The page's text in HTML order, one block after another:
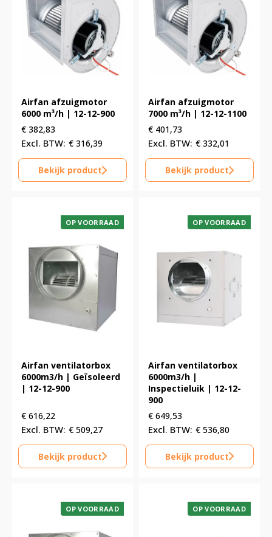
Airfan afzuigmotor
6000 m³/h | 12-12-900
€ 382,83
€ 316,39
Bekijk product
Airfan afzuigmotor
7000 m³/h | 12-12-1100
€ 401,73
€ 332,01
Bekijk product
OP VOORRAAD
Airfan ventilatorbox
6000m3/h | Geïsoleerd
| 12-12-900
€ 616,22
€ 509,27
Bekijk product
OP VOORRAAD
Airfan ventilatorbox
6000m3/h |
Inspectieluik | 12-12-
900
€ 649,53
€ 536,80
Bekijk product
OP VOORRAAD OP VOORRAAD